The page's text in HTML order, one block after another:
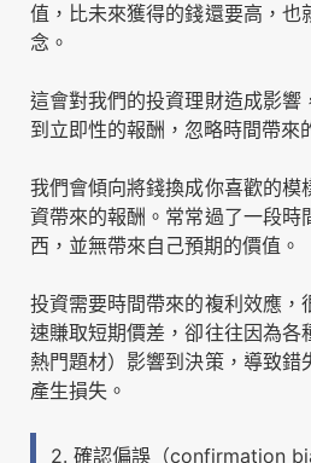
值，比未來獲得的錢還要高，也
念。
這會對我們的投資理財造成影響
到立即性的報酬，忽略時間帶來
我們會傾向將錢換成你喜歡的模
資帶來的報酬。常常過了一段時
西，並無帶來自己預期的價值。
投資需要時間帶來的複利效應，
速賺取短期價差，卻往往因為各
熱門題材）影響到決策，導致錯
產生損失。
2. 確認偏誤（confirmation